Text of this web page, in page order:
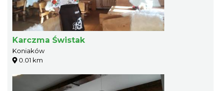
Karczma Świstak
Koniaków
0.01 km